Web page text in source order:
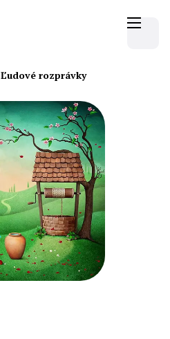
Ľudové rozprávky